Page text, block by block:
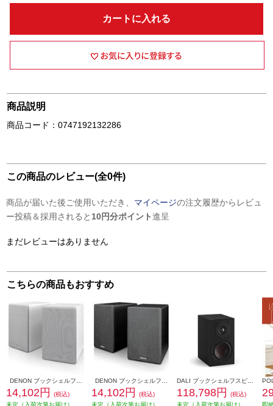
カートに入れる
商品説明
商品コード：0747192132286
この商品のレビュー(全0件)
商品が届いた後ご使用いただき、 マイページの注文履歴からレビュ
ー投稿＆採用されると 10円分ポイント進呈
まだレビューはありません
こちらの商品もおすすめ
14,102円
(税込)
未定（入荷次第お届け）
14,102円
(税込)
未定（入荷次第お届け）
118,798円
(税込)
未定（入荷次第お届け）
即